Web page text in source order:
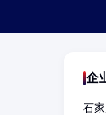
企
石